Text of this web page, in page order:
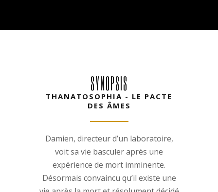
SYNOPSIS
THANATOSOPHIA - LE PACTE
DES ÂMES
Damien, directeur d’un laboratoire,
voit sa vie basculer après une
expérience de mort imminente.
Désormais convaincu qu’il existe une